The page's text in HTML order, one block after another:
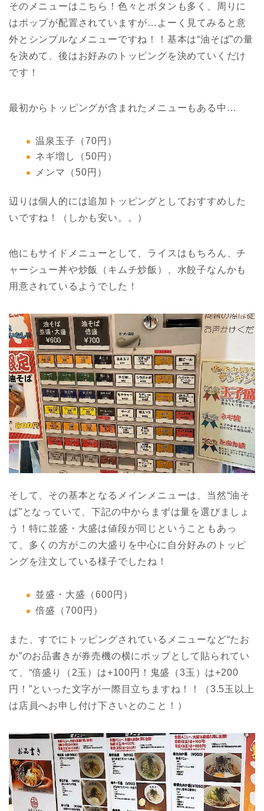
そのメニューはこちら！色々とボタンも多く、周りに
はポップが配置されていますが…よーく見てみると意
外とシンプルなメニューですね！！基本は“油そば”の量
を決めて、後はお好みのトッピングを決めていくだけ
です！
最初からトッピングが含まれたメニューもある中…
温泉玉子（70円）
ネギ増し（50円）
メンマ（50円）
辺りは個人的には追加トッピングとしておすすめした
いですね！（しかも安い。。）
他にもサイドメニューとして、ライスはもちろん、チ
ャーシュー丼や炒飯（キムチ炒飯）、水餃子なんかも
用意されているようでした！
そして、その基本となるメインメニューは、当然“油そ
ば”となっていて、下記の中からまずは量を選びましょ
う！特に並盛・大盛は値段が同じということもあっ
て、多くの方がこの大盛りを中心に自分好みのトッピ
ングを注文している様子でしたね！
並盛・大盛（600円）
倍盛（700円）
また、すでにトッピングされているメニューなど“たお
か”のお品書きが券売機の横にポップとして貼られてい
て、“倍盛り（2玉）は+100円！鬼盛（3玉）は+200
円！”といった文字が一際目立ちますね！！（3.5玉以上
は店員へお申し付け下さいとのこと！）